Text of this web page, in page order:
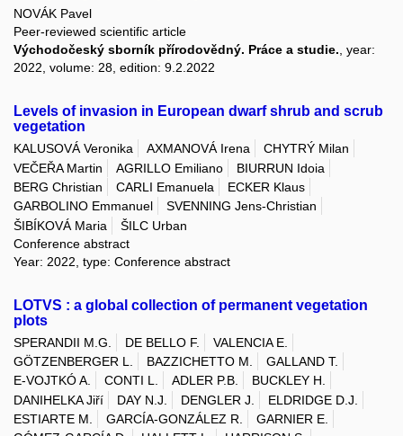
NOVÁK Pavel
Peer-reviewed scientific article
Východočeský sborník přírodovědný. Práce a studie. , year:
2022, volume: 28, edition: 9.2.2022
Levels of invasion in European dwarf shrub and scrub
vegetation
KALUSOVÁ Veronika AXMANOVÁ Irena
CHYTRÝ Milan
VEČEŘA Martin
AGRILLO Emiliano
BIURRUN Idoia
BERG Christian
CARLI Emanuela
ECKER Klaus
GARBOLINO Emmanuel
SVENNING Jens-Christian
ŠIBÍKOVÁ Maria
ŠILC Urban
Conference abstract
Year: 2022, type: Conference abstract
LOTVS : a global collection of permanent vegetation
plots
SPERANDII M.G. DE BELLO F.
VALENCIA E.
GÖTZENBERGER L.
BAZZICHETTO M.
GALLAND T.
E-VOJTKÓ A.
CONTI L. ADLER P.B.
BUCKLEY H.
DANIHELKA Jiří
DAY N.J. DENGLER J.
ELDRIDGE D.J.
ESTIARTE M.
GARCÍA-GONZÁLEZ R.
GARNIER E.